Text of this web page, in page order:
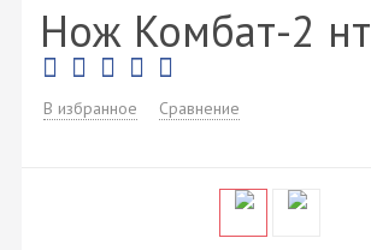
Нож Комбат-2 нт
В избранное Сравнение